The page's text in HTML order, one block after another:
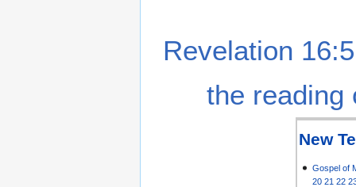
Revelation
the reading
New
Gospel of
20 21 22